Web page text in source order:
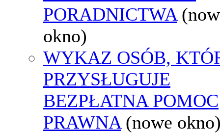
PORADNICTWA
okno)
WYKAZ OSÓB,
PRZYSŁUGUJE
BEZPŁATNA POMOC
PRAWNA (nowe